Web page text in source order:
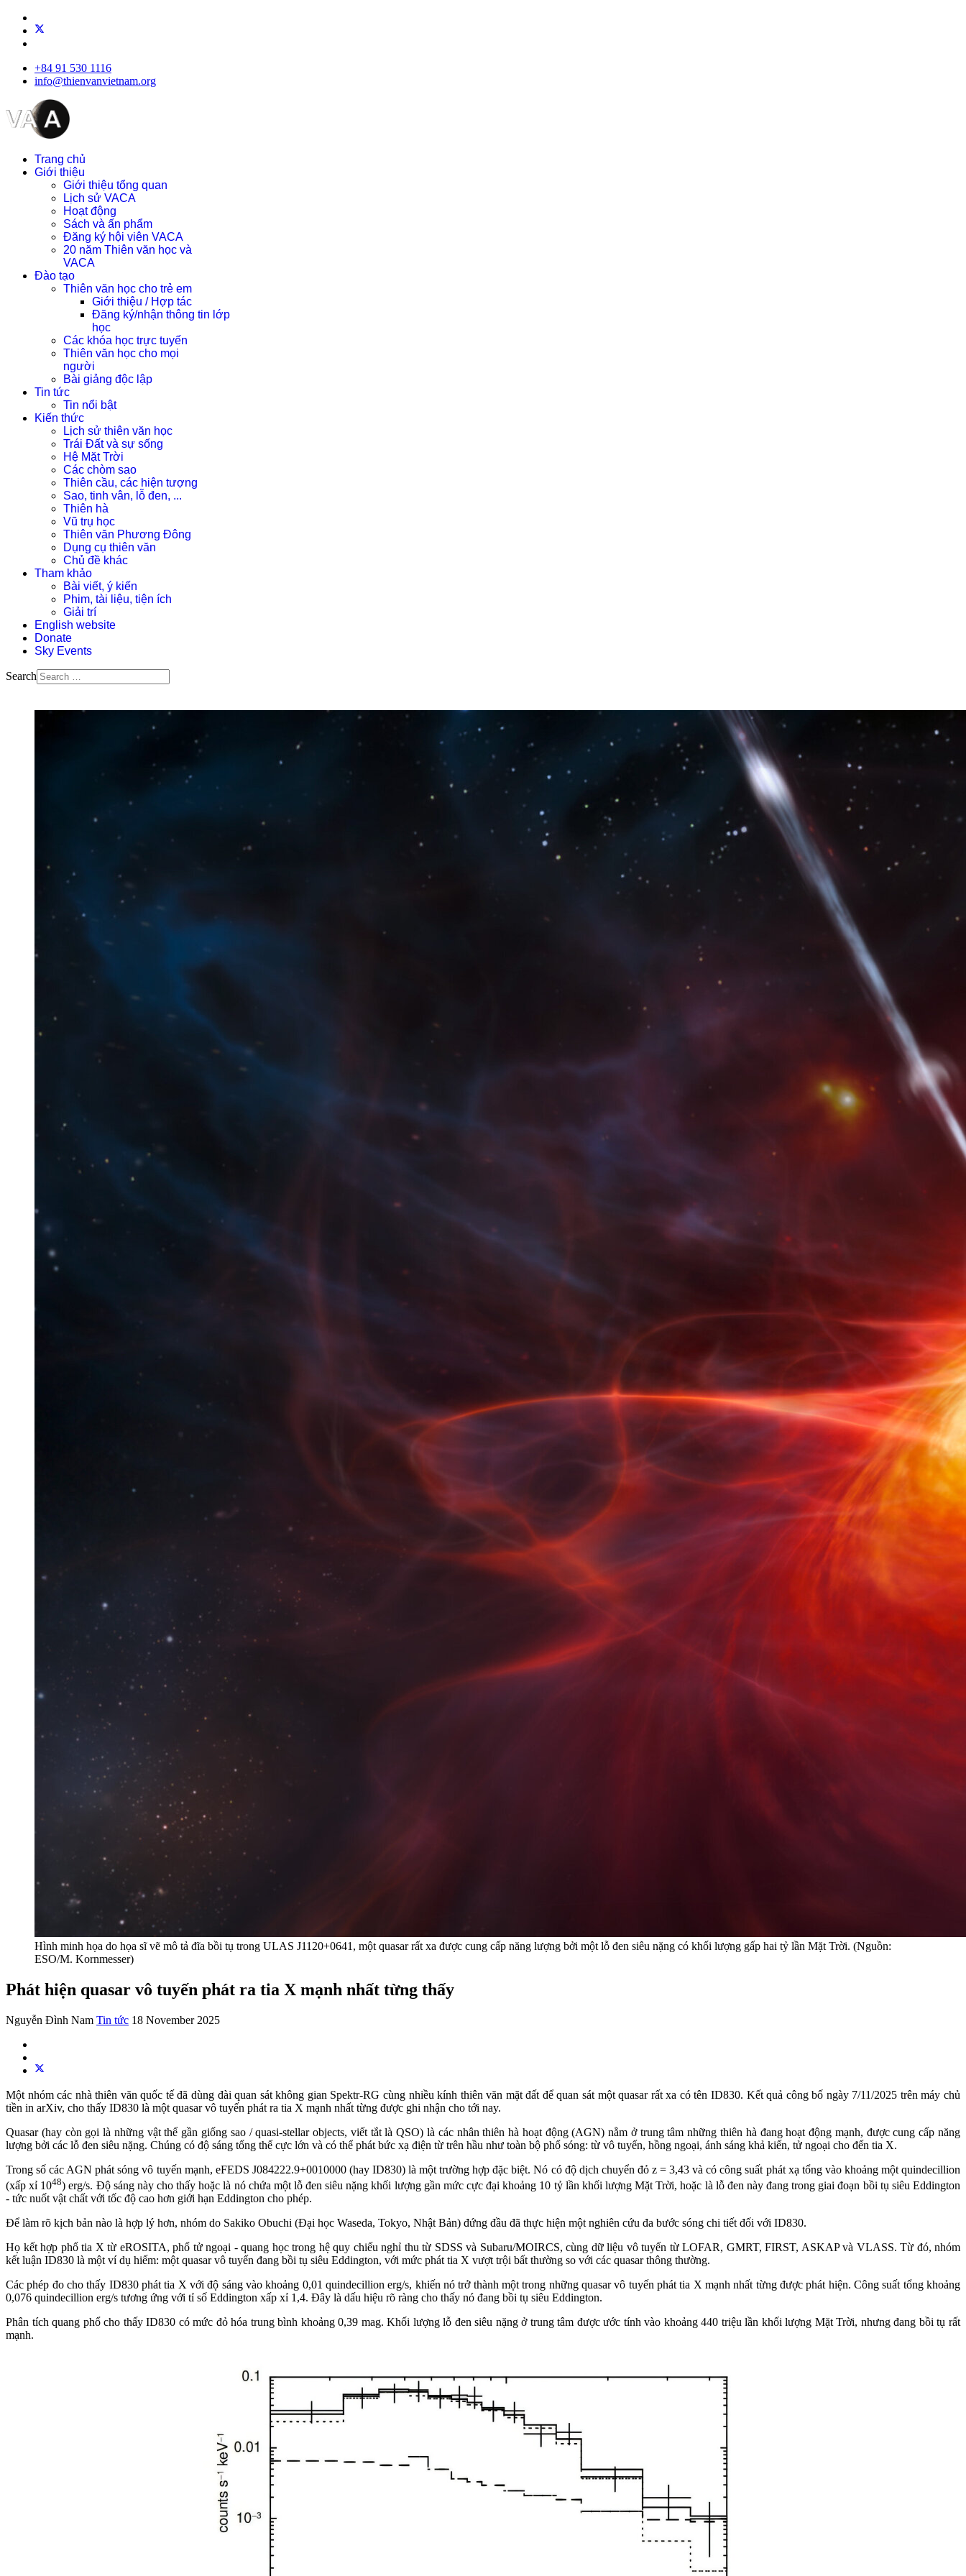
+84 91 530 1116
info@thienvanvietnam.org
Trang chủ
Giới thiệu
Giới thiệu tổng quan
Lịch sử VACA
Hoạt động
Sách và ấn phẩm
Đăng ký hội viên VACA
20 năm Thiên văn học và
VACA
Đào tạo
Thiên văn học cho trẻ em
Giới thiệu / Hợp tác
Đăng ký/nhận thông tin lớp
học
Các khóa học trực tuyến
Thiên văn học cho mọi
người
Bài giảng độc lập
Tin tức
Tin nổi bật
Kiến thức
Lịch sử thiên văn học
Trái Đất và sự sống
Hệ Mặt Trời
Các chòm sao
Thiên cầu, các hiện tượng
Sao, tinh vân, lỗ đen, ...
Thiên hà
Vũ trụ học
Thiên văn Phương Đông
Dụng cụ thiên văn
Chủ đề khác
Tham khảo
Bài viết, ý kiến
Phim, tài liệu, tiện ích
Giải trí
English website
Donate
Sky Events
Search
Hình minh họa do họa sĩ vẽ mô tả đĩa bồi tụ trong ULAS J1120+0641, một quasar rất xa được cung cấp năng lượng bởi một lỗ đen siêu nặng có khối lượng gấp hai tỷ lần Mặt Trời. (Nguồn:
ESO/M. Kornmesser)
Phát hiện quasar vô tuyến phát ra tia X mạnh nhất từng thấy
Nguyễn Đình Nam Tin tức 18 November 2025
Một nhóm các nhà thiên văn quốc tế đã dùng đài quan sát không gian Spektr-RG cùng nhiều kính thiên văn mặt đất để quan sát một quasar rất xa có tên ID830. Kết quả công bố ngày 7/11/2025 trên máy chủ
tiền in arXiv, cho thấy ID830 là một quasar vô tuyến phát ra tia X mạnh nhất từng được ghi nhận cho tới nay.
Quasar (hay còn gọi là những vật thể gần giống sao / quasi-stellar objects, viết tắt là QSO) là các nhân thiên hà hoạt động (AGN) nằm ở trung tâm những thiên hà đang hoạt động mạnh, được cung cấp năng
lượng bởi các lỗ đen siêu nặng. Chúng có độ sáng tổng thể cực lớn và có thể phát bức xạ điện từ trên hầu như toàn bộ phổ sóng: từ vô tuyến, hồng ngoại, ánh sáng khả kiến, tử ngoại cho đến tia X.
Trong số các AGN phát sóng vô tuyến mạnh, eFEDS J084222.9+0010000 (hay ID830) là một trường hợp đặc biệt. Nó có độ dịch chuyển đỏ z = 3,43 và có công suất phát xạ tổng vào khoảng một quindecillion
(xấp xỉ 1048) erg/s. Độ sáng này cho thấy hoặc là nó chứa một lỗ đen siêu nặng khối lượng gần mức cực đại khoảng 10 tỷ lần khối lượng Mặt Trời, hoặc là lỗ đen này đang trong giai đoạn bồi tụ siêu Eddington
- tức nuốt vật chất với tốc độ cao hơn giới hạn Eddington cho phép.
Để làm rõ kịch bản nào là hợp lý hơn, nhóm do Sakiko Obuchi (Đại học Waseda, Tokyo, Nhật Bản) đứng đầu đã thực hiện một nghiên cứu đa bước sóng chi tiết đối với ID830.
Họ kết hợp phổ tia X từ eROSITA, phổ tử ngoại - quang học trong hệ quy chiếu nghỉ thu từ SDSS và Subaru/MOIRCS, cùng dữ liệu vô tuyến từ LOFAR, GMRT, FIRST, ASKAP và VLASS. Từ đó, nhóm
kết luận ID830 là một ví dụ hiếm: một quasar vô tuyến đang bồi tụ siêu Eddington, với mức phát tia X vượt trội bất thường so với các quasar thông thường.
Các phép đo cho thấy ID830 phát tia X với độ sáng vào khoảng 0,01 quindecillion erg/s, khiến nó trở thành một trong những quasar vô tuyến phát tia X mạnh nhất từng được phát hiện. Công suất tổng khoảng
0,076 quindecillion erg/s tương ứng với tỉ số Eddington xấp xỉ 1,4. Đây là dấu hiệu rõ ràng cho thấy nó đang bồi tụ siêu Eddington.
Phân tích quang phổ cho thấy ID830 có mức đỏ hóa trung bình khoảng 0,39 mag. Khối lượng lỗ đen siêu nặng ở trung tâm được ước tính vào khoảng 440 triệu lần khối lượng Mặt Trời, nhưng đang bồi tụ rất
mạnh.